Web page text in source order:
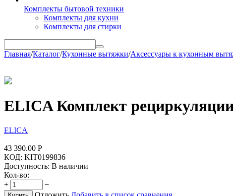
Комплекты бытовой техники
Комплекты для кухни
Комплекты для стирки
Главная/Каталог/Кухонные вытяжки/Аксессуары к кухонным
ELICA Комплект
ELICA
43 390.00 Р
КОД: KIT0199836
Доступность: В наличии
Кол-во:
+
−